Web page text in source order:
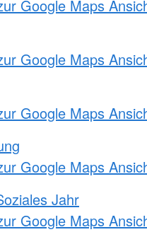
Google Maps
Google Maps
Google Maps
Google Maps
Jahr
Google Maps